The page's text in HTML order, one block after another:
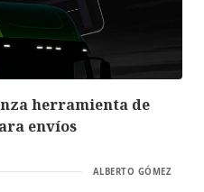
herramienta de
envíos
ALBERTO GÓMEZ